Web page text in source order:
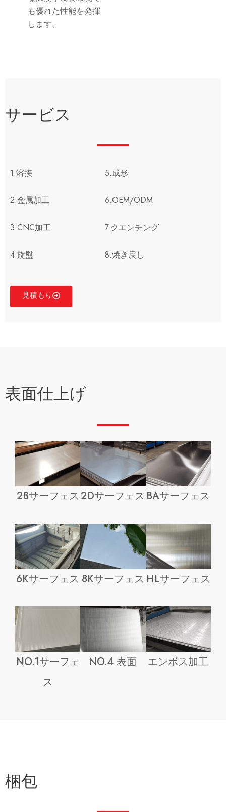
も優れた性能を発揮
します。
サービス
1.溶接
2.金属加工
3.CNC加工
4.旋盤
5.成形
6.OEM/ODM
7.クエンチング
8.焼き戻し
見積もり
表面仕上げ
2Bサーフェス2Dサーフェス BAサーフェス
6Kサーフェス 8Kサーフェス HLサーフェス
NO.1サーフェ
ス
NO.4 表面 エンボス加工
梱包